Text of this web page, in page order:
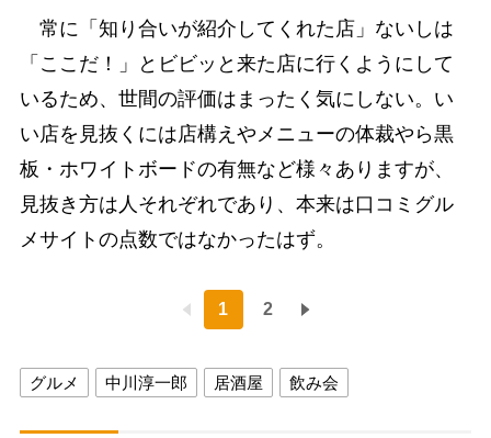
常に「知り合いが紹介してくれた店」ないしは
「ここだ！」とビビッと来た店に行くようにして
いるため、世間の評価はまったく気にしない。い
い店を見抜くには店構えやメニューの体裁やら黒
板・ホワイトボードの有無など様々ありますが、
見抜き方は人それぞれであり、本来は口コミグル
メサイトの点数ではなかったはず。
1 2
グルメ 中川淳一郎 居酒屋 飲み会